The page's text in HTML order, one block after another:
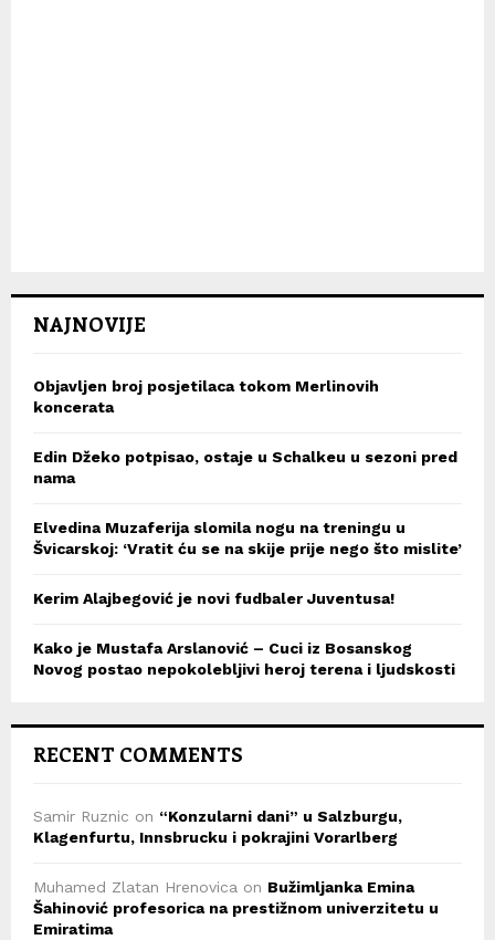
NAJNOVIJE
Objavljen broj posjetilaca tokom Merlinovih
koncerata
Edin Džeko potpisao, ostaje u Schalkeu u sezoni pred
nama
Elvedina Muzaferija slomila nogu na treningu u
Švicarskoj: ‘Vratit ću se na skije prije nego što mislite’
Kerim Alajbegović je novi fudbaler Juventusa!
Kako je Mustafa Arslanović – Cuci iz Bosanskog
Novog postao nepokolebljivi heroj terena i ljudskosti
RECENT COMMENTS
Samir Ruznic on “Konzularni dani” u Salzburgu,
Klagenfurtu, Innsbrucku i pokrajini Vorarlberg
Muhamed Zlatan Hrenovica on Bužimljanka Emina
Šahinović profesorica na prestižnom univerzitetu u
Emiratima